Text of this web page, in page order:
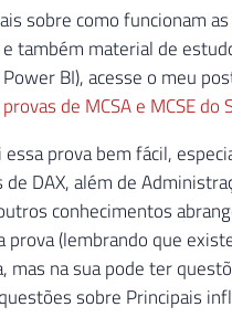
sobre como funcionam
também material de
BI), acesse o meu
de MCSA e MCSE do
essa prova bem fácil,
DAX, além de
conhecimentos
prova (lembrando que
mas na sua pode ter
sobre Principais